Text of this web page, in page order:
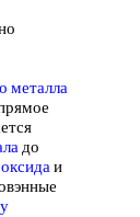
металла
до
и